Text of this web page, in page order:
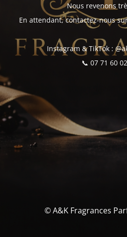
Nous revenons
En attendant, contactez-nous
Instagram & TikTok :
📞 07 71 60
© A&K Fragrances